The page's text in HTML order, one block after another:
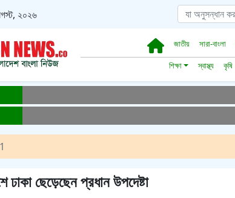
২০২৬
জাতীয় সারা-বাংলা
শিক্ষা
স্বাস্থ্য কৃষি
ঢাকা ছেড়েছেন প্রধান উপদেষ্টা